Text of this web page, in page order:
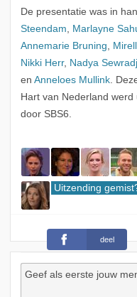
De presentatie was in
Steendam, Marlayne
Annemarie Bruning,
Nikki Herr, Nadya Sewradj
en Anneloes Mullink.
Hart van Nederland
door SBS6.
Uitzending
deel